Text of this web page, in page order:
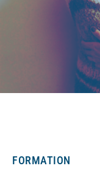
FORMATION